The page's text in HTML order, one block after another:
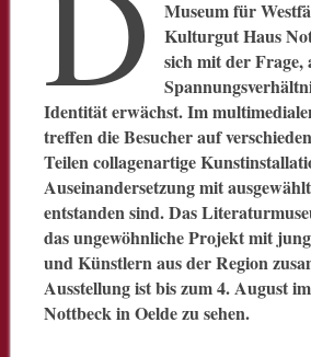
Museum für
Kulturgut Haus
sich mit der Frage,
Identität erwächst. Im
treffen die Besucher auf
Teilen collagenartige
Auseinandersetzung mit
entstanden sind. Das
das ungewöhnliche Projekt mit
und Künstlern aus der Region
Ausstellung ist bis zum 4. August
Nottbeck in Oelde zu sehen.